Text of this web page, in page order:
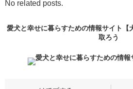
No related posts.
愛犬と幸せに暮らすための情報サイト【
取ろう